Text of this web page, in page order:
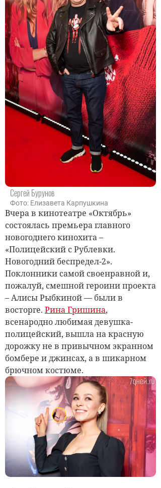
Сергей Бурунов
Фото: Елизавета Карпушкина
Вчера в кинотеатре «Октябрь»
состоялась премьера главного
новогоднего кинохита –
«Полицейский с Рублевки.
Новогодний беспредел-2».
Поклонники самой своенравной и,
пожалуй, смешной героини проекта
– Алисы Рыбкиной — были в
восторге. Рина Гришина,
всенародно любимая девушка-
полицейский, вышла на красную
дорожку не в привычном экранном
бомбере и джинсах, а в шикарном
брючном костюме.